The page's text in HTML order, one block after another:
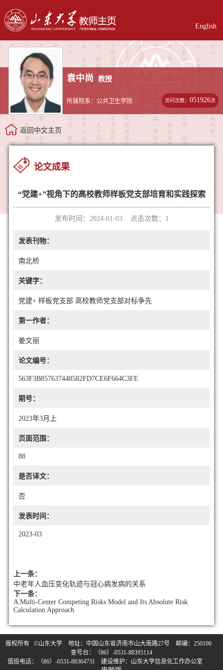
English
袁中尚 教授
所属院系：公共卫生学院 访问次数：051926次
返回中文主页
论文成果
“党建+”视角下的高校教师样板党支部培育和实践探索
发布时间：2024-01-03 点击次数： 1
发表刊物：
南北桥
关键字：
党建+ 样板党支部 高校教师党支部对标争先
第一作者：
姜文丽
论文编号：
563F3B857637448582FD7CE6F664C3FE
期号：
2023年3月上
页面范围：
88
是否译文：
否
发表时间：
2023-03
上一条：
中老年人血压变化轨迹与冠心病发病的关系
下一条：
A Multi-Center Competing Risks Model and Its Absolute Risk
Calculation Approach
版权所有 ©山东大学 地址：中国山东省济南市山大南路27号 邮编：250100
查号台：（86）-0531-88395114
值班电话：（86）-0531-88364731 建设维护：山东大学信息化工作办公室